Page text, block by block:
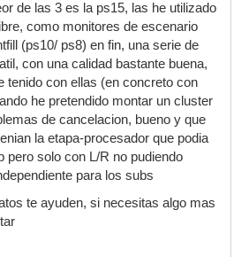
de las 3 es la ps15, las he utilizado
como monitores de escenario
(ps10/ ps8) en fin, una serie de
con una calidad bastante buena,
tenido con ellas (en concreto con
he pretendido montar un cluster
de cancelacion, bueno y que
la etapa-procesador que podia
pero solo con L/R no pudiendo
para los subs
te ayuden, si necesitas algo mas